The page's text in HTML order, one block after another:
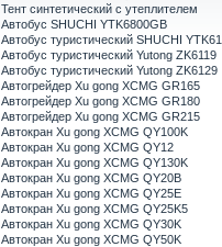
Тент синтетический с утеплителем
Автобус SHUCHI YTK6800GB
Автобус туристический SHUCHI
Автобус туристический Yutong ZK6119
Автобус туристический Yutong ZK6129
Автогрейдер Xu gong XCMG GR165
Автогрейдер Xu gong XCMG GR180
Автогрейдер Xu gong XCMG GR215
Автокран Xu gong XCMG QY100K
Автокран Xu gong XCMG QY12
Автокран Xu gong XCMG QY130K
Автокран Xu gong XCMG QY20B
Автокран Xu gong XCMG QY25E
Автокран Xu gong XCMG QY25K5
Автокран Xu gong XCMG QY30K
Автокран Xu gong XCMG QY50K